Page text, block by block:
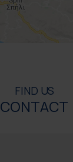
FIND US
CONTACT